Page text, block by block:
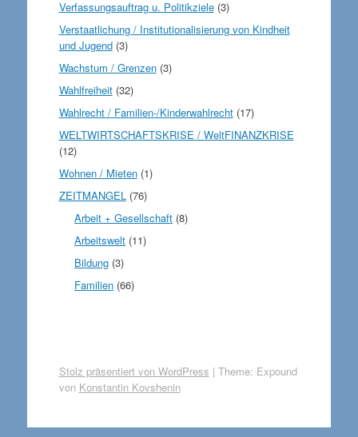
Verfassungsauftrag u. Politikziele(3)
Verstaatlichung / Institutionalisierung von Kindheit
und Jugend(3)
Wachstum / Grenzen(3)
Wahlfreiheit(32)
Wahlrecht / Familien-/Kinderwahlrecht(17)
WELTWIRTSCHAFTSKRISE / WeltFINANZKRISE
(12)
Wohnen / Mieten(1)
ZEITMANGEL(76)
Arbeit + Gesellschaft (8)
Arbeitswelt (11)
Bildung (3)
Familien (66)
Stolz präsentiert von WordPress | Theme: Expound
von Konstantin Kovshenin